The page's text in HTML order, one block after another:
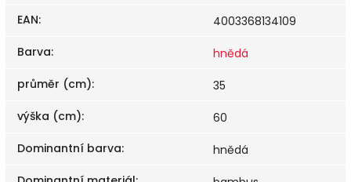
EAN:
4003368134109
Barva:
hnědá
průměr (cm):
35
výška (cm):
60
Dominantní barva:
hnědá